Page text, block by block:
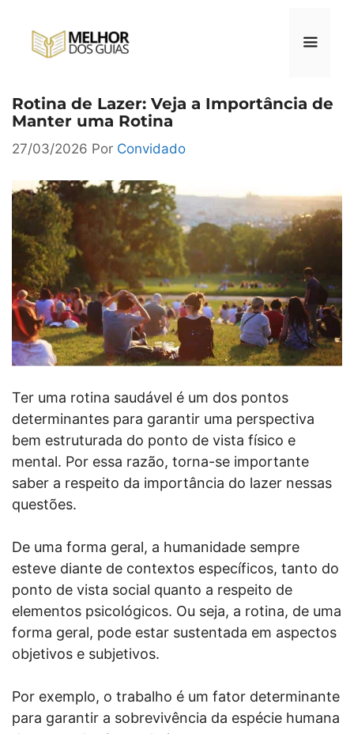
Menu
Rotina de Lazer: Veja a Importância de
Manter uma Rotina
27/03/2026 Por Convidado
Ter uma rotina saudável é um dos pontos
determinantes para garantir uma perspectiva
bem estruturada do ponto de vista físico e
mental. Por essa razão, torna-se importante
saber a respeito da importância do lazer nessas
questões.
De uma forma geral, a humanidade sempre
esteve diante de contextos específicos, tanto do
ponto de vista social quanto a respeito de
elementos psicológicos. Ou seja, a rotina, de uma
forma geral, pode estar sustentada em aspectos
objetivos e subjetivos.
Por exemplo, o trabalho é um fator determinante
para garantir a sobrevivência da espécie humana